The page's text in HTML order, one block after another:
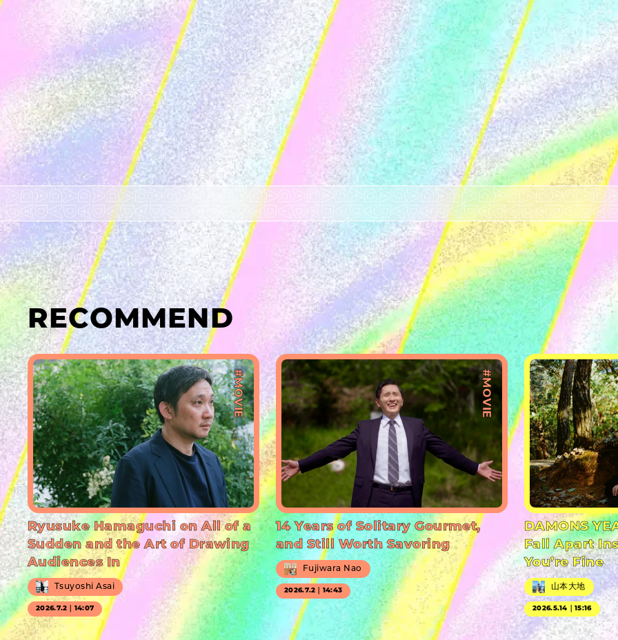
RECOMMEND
#MOVIE
Ryusuke Hamaguchi on All of a
Sudden and the Art of Drawing
Audiences In
Tsuyoshi Asai
2026.7.2｜14:07
#MOVIE
14 Years of Solitary Gourmet,
and Still Worth Savoring
Fujiwara Nao
2026.7.2｜14:43
DAMONS
Fall Apart
You’re Fine
山本大地
2026.5.14｜15:16